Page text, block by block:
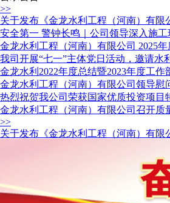
>>
关于发布《金龙水利工程（河南）有限
安全第一 警钟长鸣｜公司领导深入施
金龙水利工程（河南）有限公司 2025
我司开展“七一”主体党日活动，邀请
金龙水利2022年度总结暨2023年度工作
金龙水利工程（河南）有限公司领导慰
热烈祝贺我公司荣获国家优质投资项目
金龙水利工程（河南）有限公司召开质
>>
关于发布《金龙水利工程（河南）有限
关于成立“潜江市2025年高标准农田建
关于成立“河南省“十四五”人民胜利渠
关于成立“河南省“十四五”人民胜利渠
关于成立“河南省白沙水库管理局白沙